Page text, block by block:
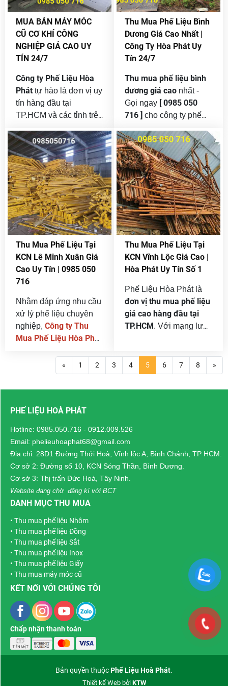
,3 , VSIP, Mỹ Phước,
Nam Tân Uyên… Hàng
ngày, lượng phế liệu từ
sản xuất, xây dựng,
doanh nghiệp và hộ gia
đình thải ra là rất lớn.
khí, dệt may, điện tử,
nhựa, bao bì, sản xuất
công nghiệp. Quá trình
sản xuất tất yếu sẽ tạo
ra lượng lớn phế liệu
sắt, thép, đồng, inox,
nhôm, nhựa, giấy…
MUA BÁN MÁY MÓC
CŨ CƠ KHÍ CÔNG
NGHIỆP GIÁ CAO UY
TÍN 24/7
Công ty Phế Liệu Hòa
Phát tự hào là đơn vị uy
tín hàng đầu tại
TP.HCM và các tỉnh trên
mua và bán máy móc
cũ giá caovàphân phối
lại thiết bị cơ khí công
nghiệpvới giá hợp lý .
Thu Mua Phế Liệu Bình
Dương Giá Cao Nhất |
Công Ty Hòa Phát Uy
Tín 24/7
Thu mua phế liệu bình
dương giá cao nhất -
Gọi ngay [ 0985 050
716 ] cho công ty phế
hàng đầu thu mua 24/7 .
Bình Dương là một
trong những tỉnh công
nghiệp phát triển mạnh
nhất Việt Nam, với hàng
trăm khu công nghiệp
(KCN) và cụm công
nghiệp lớn nhỏ. Hàng
ngày, tại các nhà máy,
xưởng sản xuất, công
trình xây dựng… phát
sinh số lượng lớn phế
liệu như sắt thép, inox,
nhôm, đồng, nhựa, giấy,
máy móc cũ. Đây là
nguồn tài nguyên tái
Thu Mua Phế Liệu Tại
KCN Lê Minh Xuân Giá
Cao Uy Tín | 0985 050
716
Nhằm đáp ứng nhu cầu
xử lý phế liệu chuyên
nghiệp, Công ty Thu
Mua Phế Liệu Hòa Phát
mua phế liệu tại KCN Lê
vớigiá cao
nhất thị trường thanh
gọn – minh bạch 100%
ép giá
bốc xếp,
vận chuyển miễn phí
toàn khu vực Bình
Thu Mua Phế Liệu Tại
KCN Vĩnh Lộc Giá Cao |
Hòa Phát Uy Tín Số 1
Phế Liệu Hòa Phát là
đơn vị thu mua phế liệu
giá cao hàng đầu tại
TP.HCM . Với mạng lưới
nhân viên bốc xếp
nhanh gọn và chính
« 1 2 3 4 5 6 7 8 »
PHẾ LIỆU HOÀ PHÁT
Hotline: 0985.050.716 - 0912.009.526
Email: phelieuhoaphat68@gmail.com
Địa chỉ: 28D1 Đường Thới Hoà, Vĩnh lộc A, Bình Chánh, TP HCM.
Cơ sở 2: Đường số 10, KCN Sóng Thần, Bình Dương.
Cơ sở 3: Thị trấn Đức Hoà, Tây Ninh.
Website đang chờ đăng kí với BCT
DANH MỤC THU MUA
• Thu mua phế liệu Nhôm
• Thu mua phế liệu Đồng
• Thu mua phế liệu Sắt
• Thu mua phế liệu Inox
• Thu mua phế liệu Giấy
• Thu mua máy móc cũ
KẾT NỐI VỚI CHÚNG TÔI
Chấp nhận thanh toán
Bản quyền thuộcPhế Liệu Hoà Phát.
Thiết kế Web bởi KTW